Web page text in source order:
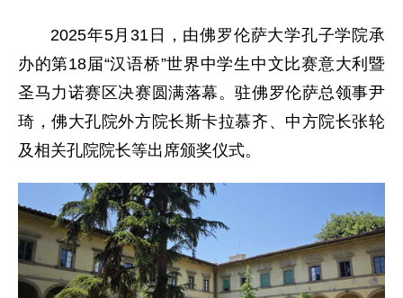
2025年5月31日，由佛罗伦萨大学孔子学院承
办的第18届“汉语桥”世界中学生中文比赛意大利暨
圣马力诺赛区决赛圆满落幕。驻佛罗伦萨总领事尹
琦，佛大孔院外方院长斯卡拉慕齐、中方院长张轮
及相关孔院院长等出席颁奖仪式。